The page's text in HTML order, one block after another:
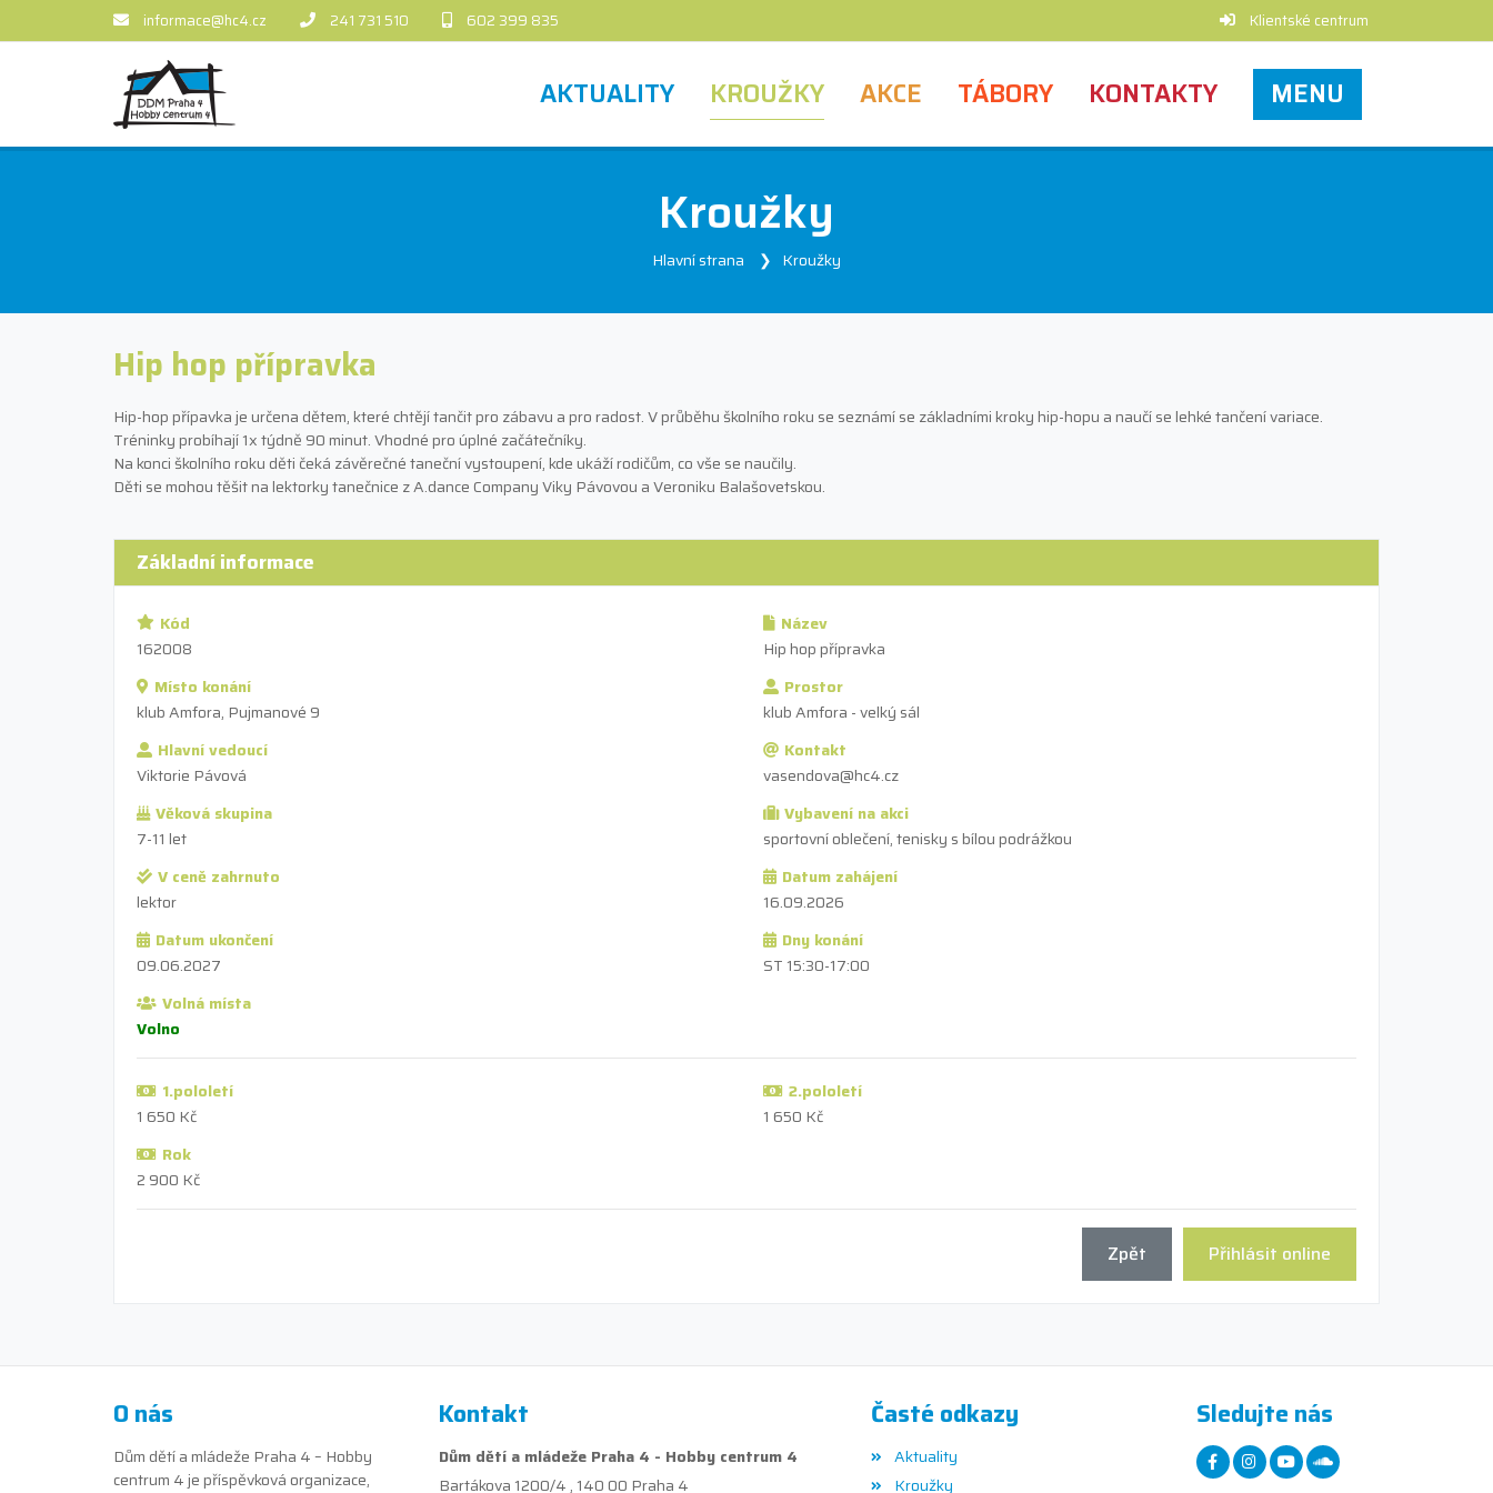
informace@hc4.cz 241 731 510 602 399 835 Klientské centrum
AKTUALITY KROUŽKY AKCE TÁBORY KONTAKTY MENU
Kroužky
Hlavní strana Kroužky
Hip hop přípravka
Hip-hop přípavka je určena dětem, které chtějí tančit pro zábavu a pro radost. V průběhu školního roku se seznámí se základními kroky hip-hopu a naučí se lehké tančení variace.
Tréninky probíhají 1x týdně 90 minut. Vhodné pro úplné začátečníky.
Na konci školního roku děti čeká závěrečné taneční vystoupení, kde ukáží rodičům, co vše se naučily.
Děti se mohou těšit na lektorky tanečnice z A.dance Company Viky Pávovou a Veroniku Balašovetskou.
Základní informace
Kód
162008
Název
Hip hop přípravka
Místo konání
klub Amfora, Pujmanové 9
Prostor
klub Amfora - velký sál
Hlavní vedoucí
Viktorie Pávová
Kontakt
vasendova@hc4.cz
Věková skupina
7-11 let
Vybavení na akci
sportovní oblečení, tenisky s bílou podrážkou
V ceně zahrnuto
lektor
Datum zahájení
16.09.2026
Datum ukončení
09.06.2027
Dny konání
ST 15:30-17:00
Volná místa
Volno
1.pololetí
1 650 Kč
2.pololetí
1 650 Kč
Rok
2 900 Kč
Přihlásit online
Zpět
O nás
Dům dětí a mládeže Praha 4 – Hobby
centrum 4 je příspěvková organizace,
Kontakt
Dům dětí a mládeže Praha 4 - Hobby centrum 4
Bartákova 1200/4 , 140 00 Praha 4
Časté odkazy
Aktuality
Kroužky
Sledujte nás